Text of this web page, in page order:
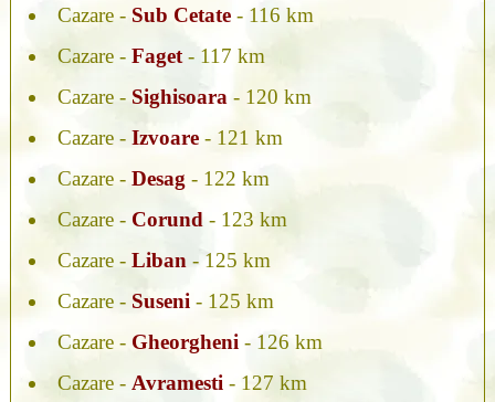
Cazare - Sub Cetate- 116 km
Cazare - Faget- 117 km
Cazare - Sighisoara- 120 km
Cazare - Izvoare- 121 km
Cazare - Desag- 122 km
Cazare - Corund- 123 km
Cazare - Liban- 125 km
Cazare - Suseni- 125 km
Cazare - Gheorgheni- 126 km
Cazare - Avramesti- 127 km